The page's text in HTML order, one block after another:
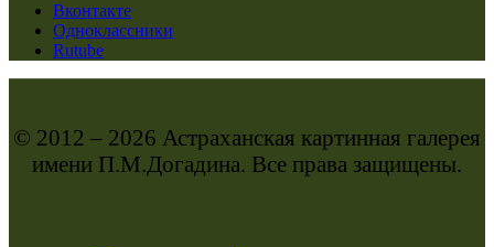
Вконтакте
Одноклассники
Rutube
© 2012 – 2026 Астраханская картинная галерея
имени П.М.Догадина. Все права защищены.